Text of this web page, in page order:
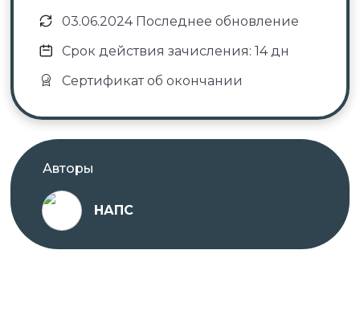
03.06.2024 Последнее обновление
Срок действия зачисления: 14 дн
Сертификат об окончании
Авторы
НАПС